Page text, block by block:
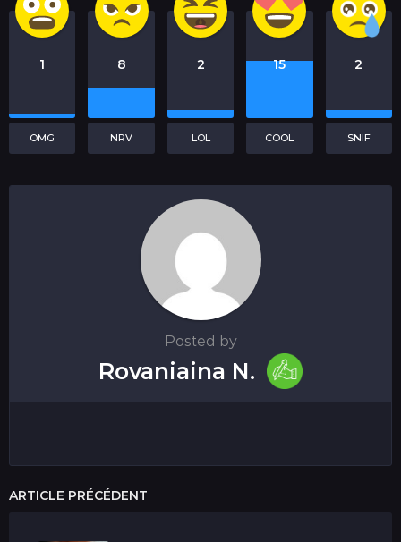
1
OMG
8
NRV
2
LOL
15
COOL
2
SNIF
Posted by
Rovaniaina N.
ARTICLE PRÉCÉDENT